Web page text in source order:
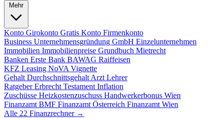
Mehr
Konto Girokonto Gratis Konto Firmenkonto
Business Unternehmensgründung GmbH Einzelunternehmen
Immobilien Immobilienpreise Grundbuch Mietrecht
Banken Erste Bank BAWAG Raiffeisen
KFZ Leasing NoVA Vignette
Gehalt Durchschnittsgehalt Arzt Lehrer
RatgeberErbrecht Testament Inflation
Zuschüsse Heizkostenzuschuss Handwerkerbonus Wien
Finanzamt BMF Finanzamt Österreich Finanzamt Wien
Alle 22 Finanzrechner →